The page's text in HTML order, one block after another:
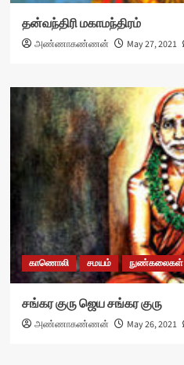
தன்வந்திரி மகாமந்திரம்
அண்ணாகண்ணன் May 27, 2021
காணொலி சமயம் நுண்கலைகள்
சங்கர குரு ஜெய சங்கர குரு
அண்ணாகண்ணன் May 26, 2021